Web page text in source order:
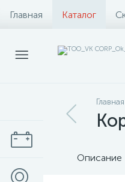
Главная Каталог
Главная
Описание